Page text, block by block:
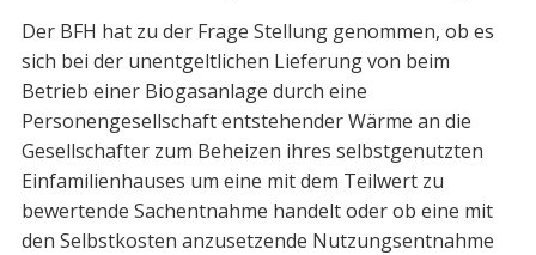
Der BFH hat zu der Frage Stellung genommen, ob es
sich bei der unentgeltlichen Lieferung von beim
Betrieb einer Biogasanlage durch eine
Personengesellschaft entstehender Wärme an die
Gesellschafter zum Beheizen ihres selbstgenutzten
Einfamilienhauses um eine mit dem Teilwert zu
bewertende Sachentnahme handelt oder ob eine mit
den Selbstkosten anzusetzende Nutzungsentnahme